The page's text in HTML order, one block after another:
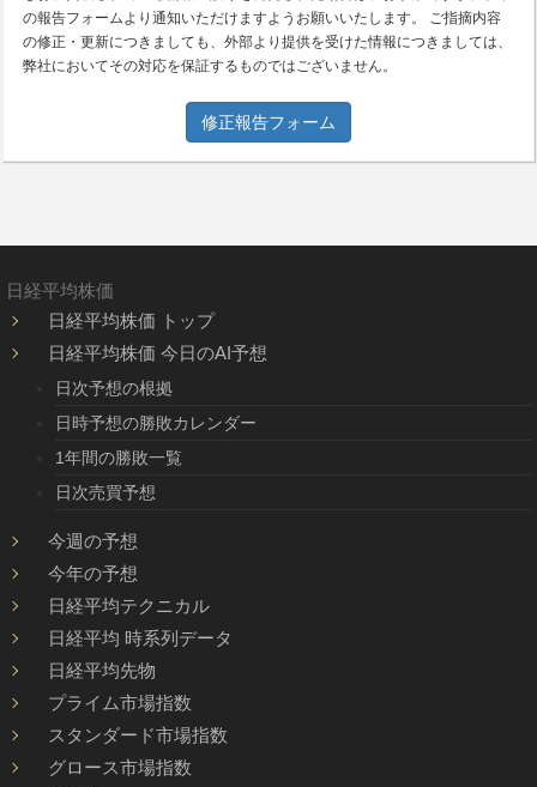
の報告フォームより通知いただけますようお願いいたします。 ご指摘内容
の修正・更新につきましても、外部より提供を受けた情報につきましては、
弊社においてその対応を保証するものではございません。
修正報告フォーム
日経平均株価
日経平均株価 トップ
日経平均株価 今日のAI予想
日次予想の根拠
日時予想の勝敗カレンダー
1年間の勝敗一覧
日次売買予想
今週の予想
今年の予想
日経平均テクニカル
日経平均 時系列データ
日経平均先物
プライム市場指数
スタンダード市場指数
グロース市場指数